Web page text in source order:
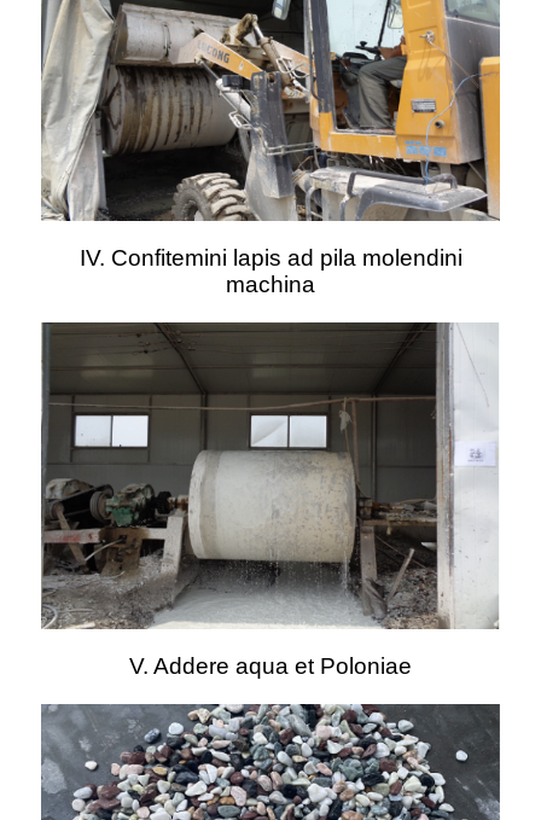
IV. Confitemini lapis ad pila molendini
machina
V. Addere aqua et Poloniae